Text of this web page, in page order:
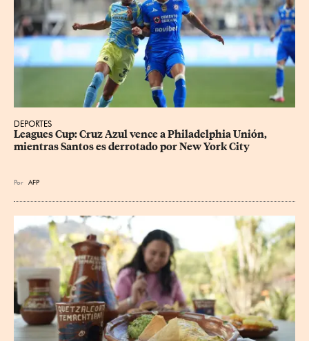
DEPORTES
Leagues Cup: Cruz Azul vence a Philadelphia Unión,
mientras Santos es derrotado por New York City
Por AFP